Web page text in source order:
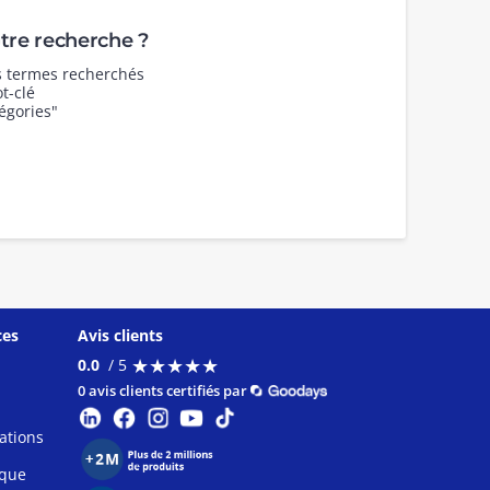
recherche ?
recherchés
clé
Avis clients
0.0 / 5 ★★★★★
★★★★★
0 avis clients certifiés par